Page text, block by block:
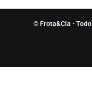
© Frota&Cia -